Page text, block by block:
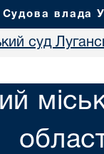
Судова влада
суд